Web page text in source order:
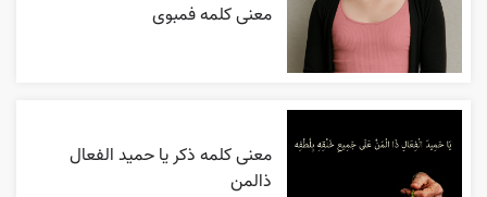
معنی کلمه فمبوی
معنی کلمه ذکر یا حمید الفعال
ذالمن